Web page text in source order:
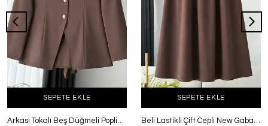
SEPETE EKLE
Arkası Tokalı Beş Düğmeli Poplin Gömlek Sütlü Kahve
SEPETE EKLE
Beli Lastikli Çift Cepli New Gabardin Etek Kahve